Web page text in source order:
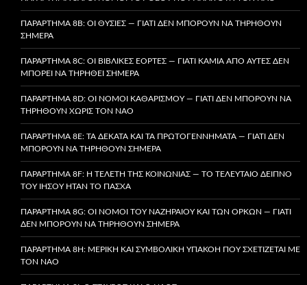
ΠΑΡΆΡΤΗΜΑ 8B: ΟΙ ΘΥΣΊΕΣ — ΓΙΑΤΊ ΔΕΝ ΜΠΟΡΟΎΝ ΝΑ ΤΗΡΗΘΟΎΝ
ΣΉΜΕΡΑ
ΠΑΡΆΡΤΗΜΑ 8C: ΟΙ ΒΙΒΛΙΚΈΣ ΕΟΡΤΈΣ — ΓΙΑΤΊ ΚΑΜΊΑ ΑΠΌ ΑΥΤΈΣ ΔΕΝ
ΜΠΟΡΕΊ ΝΑ ΤΗΡΗΘΕΊ ΣΉΜΕΡΑ
ΠΑΡΆΡΤΗΜΑ 8D: ΟΙ ΝΌΜΟΙ ΚΑΘΑΡΙΣΜΟΎ — ΓΙΑΤΊ ΔΕΝ ΜΠΟΡΟΎΝ ΝΑ
ΤΗΡΗΘΟΎΝ ΧΩΡΊΣ ΤΟΝ ΝΑΌ
ΠΑΡΆΡΤΗΜΑ 8E: ΤΑ ΔΈΚΑΤΑ ΚΑΙ ΤΑ ΠΡΩΤΟΓΕΝΝΉΜΑΤΑ — ΓΙΑΤΊ ΔΕΝ
ΜΠΟΡΟΎΝ ΝΑ ΤΗΡΗΘΟΎΝ ΣΉΜΕΡΑ
ΠΑΡΆΡΤΗΜΑ 8F: Η ΤΕΛΕΤΉ ΤΗΣ ΚΟΙΝΩΝΊΑΣ — ΤΟ ΤΕΛΕΥΤΑΊΟ ΔΕΊΠΝΟ
ΤΟΥ ΙΗΣΟΎ ΉΤΑΝ ΤΟ ΠΆΣΧΑ
ΠΑΡΆΡΤΗΜΑ 8G: ΟΙ ΝΌΜΟΙ ΤΟΥ ΝΑΖΗΡΑΊΟΥ ΚΑΙ ΤΩΝ ΌΡΚΩΝ — ΓΙΑΤΊ
ΔΕΝ ΜΠΟΡΟΎΝ ΝΑ ΤΗΡΗΘΟΎΝ ΣΉΜΕΡΑ
ΠΑΡΆΡΤΗΜΑ 8H: ΜΕΡΙΚΉ ΚΑΙ ΣΥΜΒΟΛΙΚΉ ΥΠΑΚΟΉ ΠΟΥ ΣΧΕΤΊΖΕΤΑΙ ΜΕ
ΤΟΝ ΝΑΌ